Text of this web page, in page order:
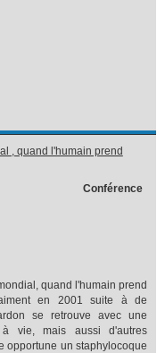
, quand l'humain prend
Conférence
quand l'humain prend
en 2001 suite à de
se retrouve avec une
vie, mais aussi d'autres
opportune un staphylocoque